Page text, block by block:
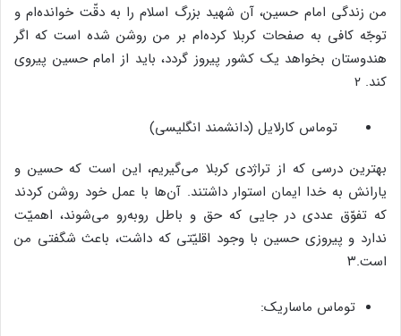
من زندگی امام حسین، آن شهید بزرگ اسلام را به دقّت خوانده‌ام و
توجّه کافی به صفحات کربلا کرده‌ام بر من روشن شده است که اگر
هندوستان بخواهد یک کشور پیروز گردد، باید از امام حسین پیروی
کند. ۲
توماس کارلایل (دانشمند انگلیسی)
بهترین درسی که از تراژدی کربلا می‌گیریم، این است که حسین و
یارانش به خدا ایمان استوار داشتند. آن‌ها با عمل خود روشن کردند
که تفوّق عددی در جایی که حق و باطل روبه‌رو می‌شوند، اهمیّت
ندارد و پیروزی حسین با وجود اقلیّتی که داشت، باعث شگفتی من
است.۳
توماس ماساریک: